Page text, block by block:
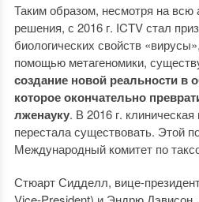
Таким образом, несмотря на всю
решения, с 2016 г. ICTV стал
биологических свойств
помощью метагеномики,
создание новой реальности в
которое окончательно
лженауку. В 2016 г. клиническая
перестала существовать. Этой
Международный комитет по
Стюарт Сидделл, вице-